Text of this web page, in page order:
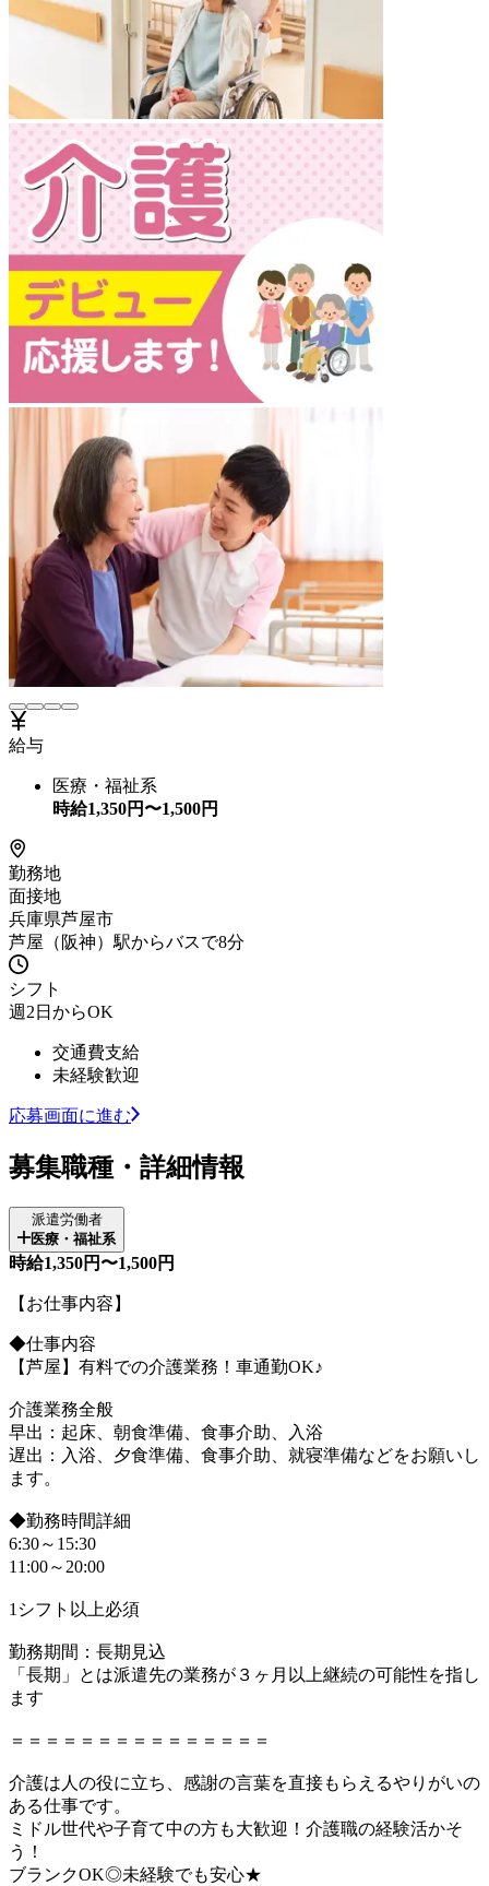
給与
医療・福祉系
時給1,350円〜1,500円
勤務地
面接地
兵庫県芦屋市
芦屋（阪神）駅からバスで8分
シフト
週2日からOK
交通費支給
未経験歓迎
応募画面に進む
募集職種・詳細情報
派遣労働者
医療・福祉系
時給1,350円〜1,500円
【お仕事内容】
◆仕事内容
【芦屋】有料での介護業務！車通勤OK♪
介護業務全般
早出：起床、朝食準備、食事介助、入浴
遅出：入浴、夕食準備、食事介助、就寝準備などをお願いし
ます。
◆勤務時間詳細
6:30～15:30
11:00～20:00
1シフト以上必須
勤務期間：長期見込
「長期」とは派遣先の業務が３ヶ月以上継続の可能性を指し
ます
＝＝＝＝＝＝＝＝＝＝＝＝＝＝＝
介護は人の役に立ち、感謝の言葉を直接もらえるやりがいの
ある仕事です。
ミドル世代や子育て中の方も大歓迎！介護職の経験活かそ
う！
ブランクOK◎未経験でも安心★